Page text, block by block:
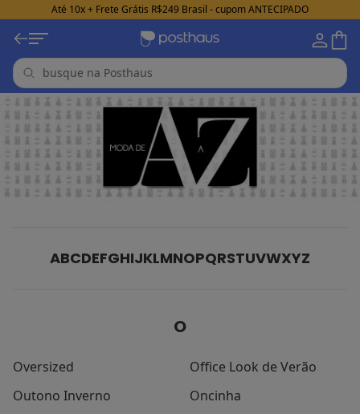
Até 10x + Frete Grátis R$249 Brasil - cupom ANTECIPADO
ABCDEFGHIJKLMNOPQRSTUVWXYZ
O
Oversized
Office Look de Verão
Outono Inverno
Oncinha